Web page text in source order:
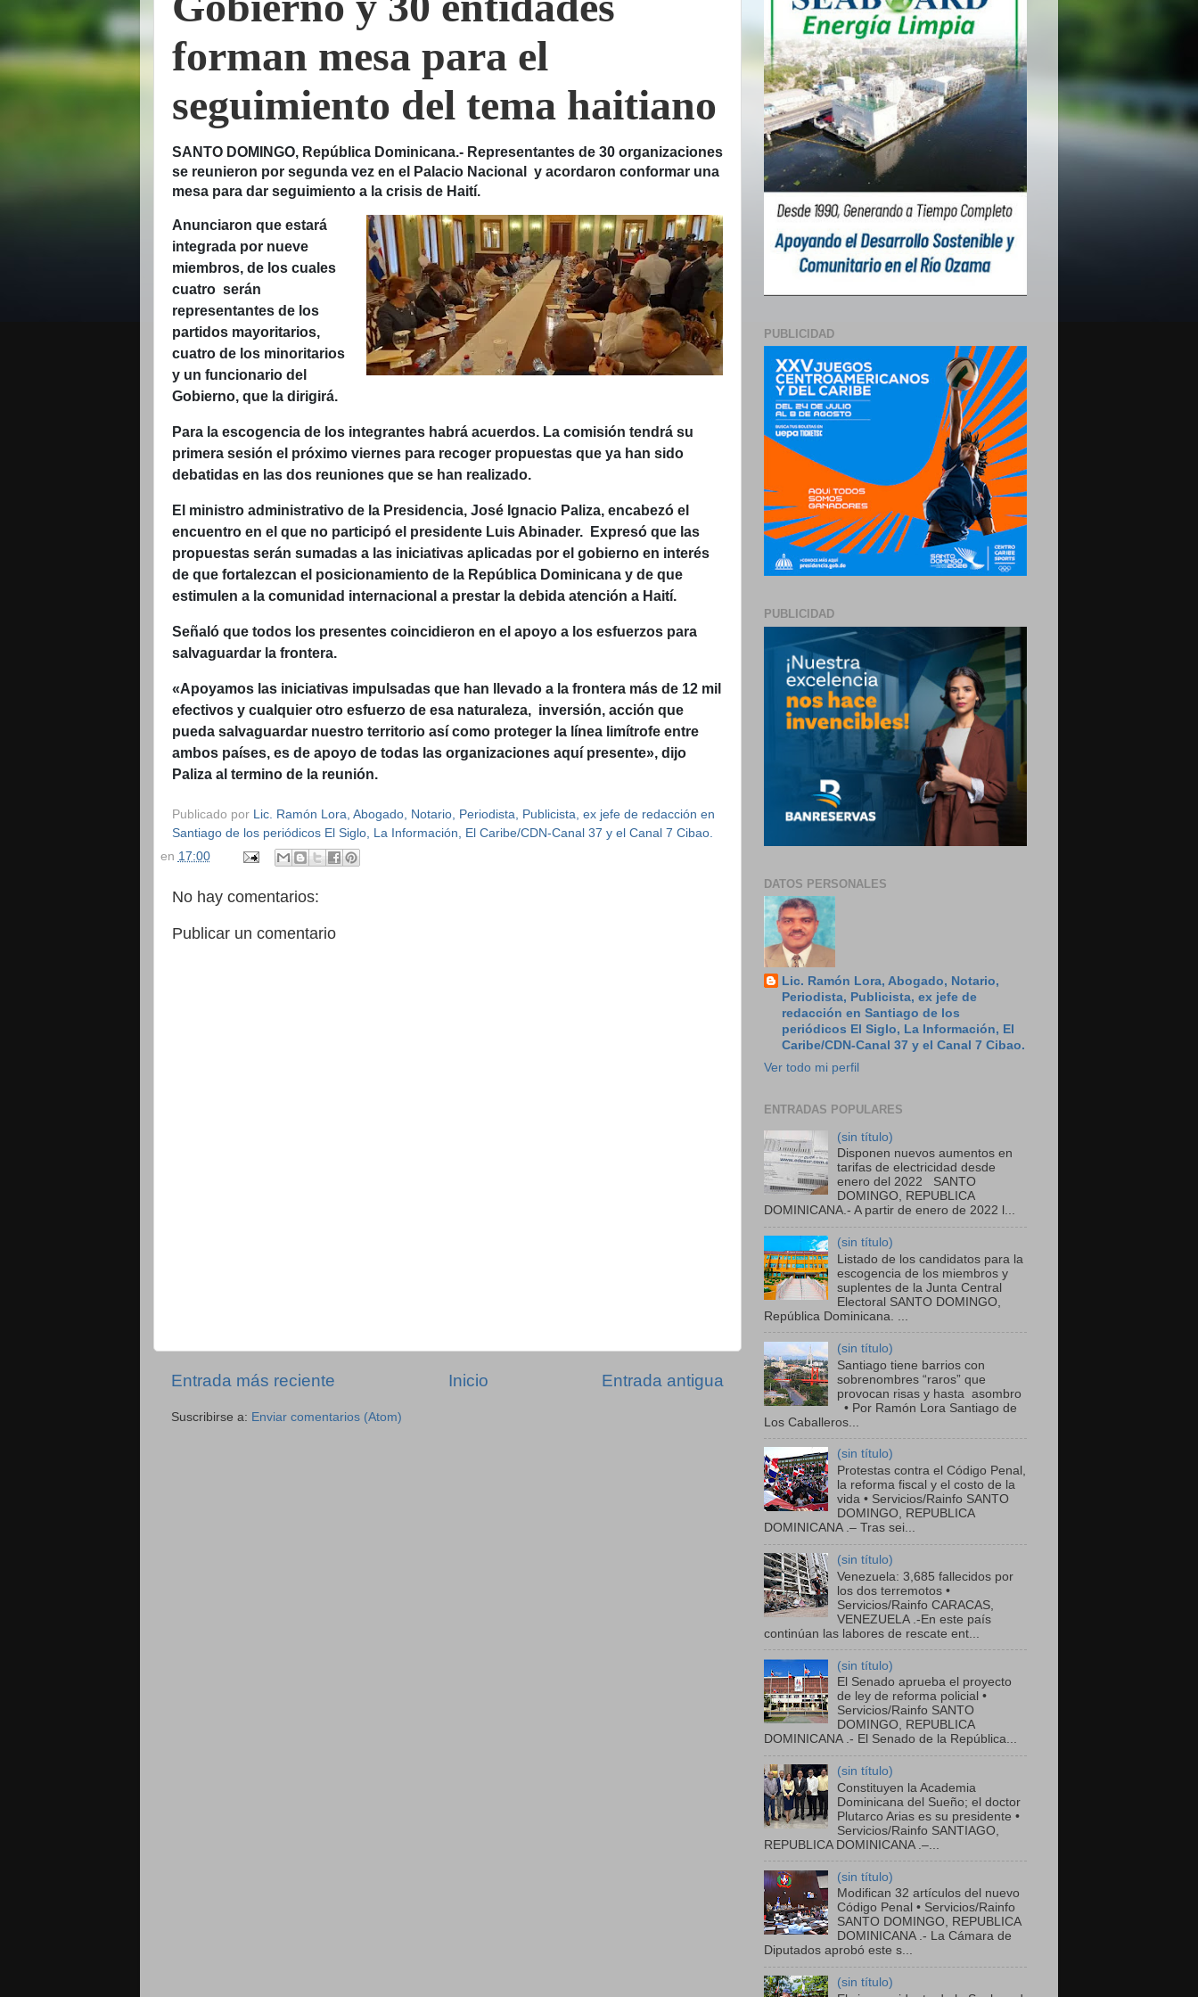
forman mesa para el
seguimiento del tema haitiano
SANTO DOMINGO, República Dominicana.- Representantes de 30 organizaciones
se reunieron por segunda vez en el Palacio Nacional y acordaron conformar una
mesa para dar seguimiento a la crisis de Haití.
Anunciaron que estará
integrada por nueve
miembros, de los cuales
cuatro serán
representantes de los
partidos mayoritarios,
cuatro de los minoritarios
y un funcionario del
Gobierno, que la dirigirá.
Para la escogencia de los integrantes habrá acuerdos. La comisión tendrá su
primera sesión el próximo viernes para recoger propuestas que ya han sido
debatidas en las dos reuniones que se han realizado.
El ministro administrativo de la Presidencia, José Ignacio Paliza, encabezó el
encuentro en el que no participó el presidente Luis Abinader. Expresó que las
propuestas serán sumadas a las iniciativas aplicadas por el gobierno en interés
de que fortalezcan el posicionamiento de la República Dominicana y de que
estimulen a la comunidad internacional a prestar la debida atención a Haití.
Señaló que todos los presentes coincidieron en el apoyo a los esfuerzos para
salvaguardar la frontera.
«Apoyamos las iniciativas impulsadas que han llevado a la frontera más de 12 mil
efectivos y cualquier otro esfuerzo de esa naturaleza, inversión, acción que
pueda salvaguardar nuestro territorio así como proteger la línea limítrofe entre
ambos países, es de apoyo de todas las organizaciones aquí presente», dijo
Paliza al termino de la reunión.
Publicado por Lic. Ramón Lora, Abogado, Notario, Periodista, Publicista, ex jefe de redacción en
Santiago de los periódicos El Siglo, La Información, El Caribe/CDN-Canal 37 y el Canal 7 Cibao.
en 17:00
No hay comentarios:
Publicar un comentario
Entrada más reciente Entrada antigua
Inicio
Suscribirse a: Enviar comentarios (Atom)
PUBLICIDAD
PUBLICIDAD
DATOS PERSONALES
Lic. Ramón Lora, Abogado, Notario,
Periodista, Publicista, ex jefe de
redacción en Santiago de los
periódicos El Siglo, La Información, El
Caribe/CDN-Canal 37 y el Canal 7 Cibao.
Ver todo mi perfil
ENTRADAS POPULARES
(sin título)
Disponen nuevos aumentos en
tarifas de electricidad desde
enero del 2022 SANTO
DOMINGO, REPUBLICA
DOMINICANA.- A partir de enero de 2022 l...
(sin título)
Listado de los candidatos para la
escogencia de los miembros y
suplentes de la Junta Central
Electoral SANTO DOMINGO,
República Dominicana. ...
(sin título)
Santiago tiene barrios con
sobrenombres “raros” que
provocan risas y hasta asombro
• Por Ramón Lora Santiago de
Los Caballeros...
(sin título)
Protestas contra el Código Penal,
la reforma fiscal y el costo de la
vida • Servicios/Rainfo SANTO
DOMINGO, REPUBLICA
DOMINICANA .– Tras sei...
(sin título)
Venezuela: 3,685 fallecidos por
los dos terremotos •
Servicios/Rainfo CARACAS,
VENEZUELA .-En este país
continúan las labores de rescate ent...
(sin título)
El Senado aprueba el proyecto
de ley de reforma policial •
Servicios/Rainfo SANTO
DOMINGO, REPUBLICA
DOMINICANA .- El Senado de la República...
(sin título)
Constituyen la Academia
Dominicana del Sueño; el doctor
Plutarco Arias es su presidente •
Servicios/Rainfo SANTIAGO,
REPUBLICA DOMINICANA .–...
(sin título)
Modifican 32 artículos del nuevo
Código Penal • Servicios/Rainfo
SANTO DOMINGO, REPUBLICA
DOMINICANA .- La Cámara de
Diputados aprobó este s...
(sin título)